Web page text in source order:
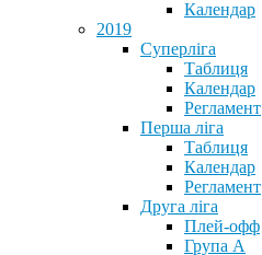
Календар
2019
Суперліга
Таблиця
Календар
Регламент
Перша ліга
Таблиця
Календар
Регламент
Друга ліга
Плей-офф
Група А